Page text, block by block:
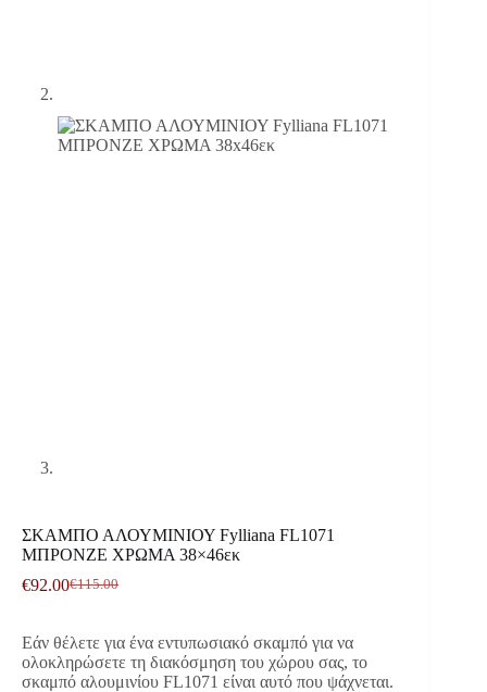
ΣΚΑΜΠΟ ΑΛΟΥΜΙΝΙΟΥ Fylliana FL1071
ΜΠΡΟΝΖΕ ΧΡΩΜΑ 38×46εκ
€115.00
Original
was:
€115.00.
€92.00Η
τιμή
είναι:
€92.00.
Εάν θέλετε για ένα εντυπωσιακό σκαμπό για να
ολοκληρώσετε τη διακόσμηση του χώρου σας, το
σκαμπό αλουμινίου FL1071 είναι αυτό που ψάχνεται.